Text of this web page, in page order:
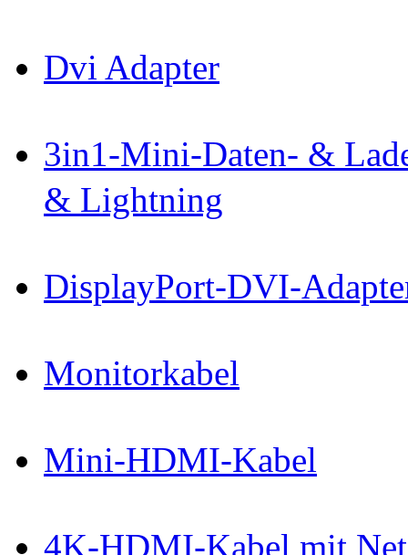
Dvi Adapter
3in1-Mini-Daten- &
& Lightning
DisplayPort-DVI-
Monitorkabel
Mini-HDMI-Kabel
4K-HDMI-Kabel mit